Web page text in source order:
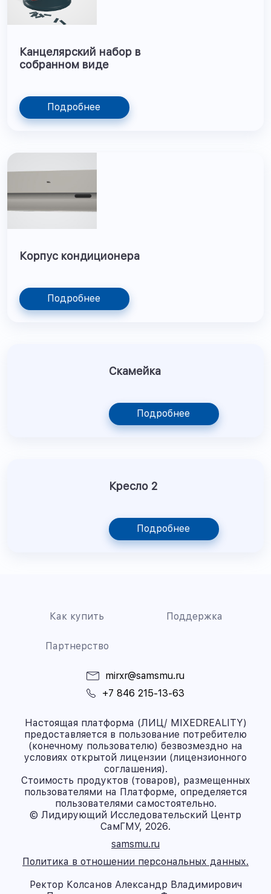
Канцелярский набор в
собранном виде
Подробнее
Корпус кондиционера
Подробнее
Скамейка
Подробнее
Кресло 2
Подробнее
Как купить Поддержка
Партнерство
mirxr@samsmu.ru
+7 846 215-13-63
Настоящая платформа (ЛИЦ/ MIXEDREALITY)
предоставляется в пользование потребителю
(конечному пользователю) безвозмездно на
условиях открытой лицензии (лицензионного
соглашения).
Стоимость продуктов (товаров), размещенных
пользователями на Платформе, определяется
пользователями самостоятельно.
© Лидирующий Исследовательский Центр
СамГМУ, 2026.
samsmu.ru
Политика в отношении персональных данных.
Ректор Колсанов Александр Владимирович